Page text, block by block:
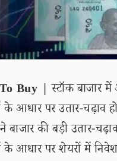
Buy | स्टॉक बाजार में
के आधार पर उतार-चढ़ाव
बाजार की बड़ी उतार-
के आधार पर शेयरों में